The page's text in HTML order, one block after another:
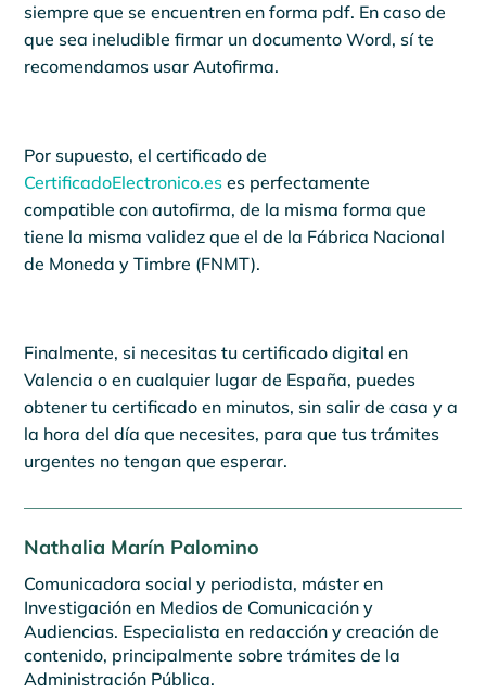
siempre que se encuentren en forma pdf. En caso de
que sea ineludible firmar un documento Word, sí te
recomendamos usar Autofirma.
Por supuesto, el certificado de
CertificadoElectronico.es es perfectamente
compatible con autofirma, de la misma forma que
tiene la misma validez que el de la Fábrica Nacional
de Moneda y Timbre (FNMT).
Finalmente, si necesitas tu certificado digital en
Valencia o en cualquier lugar de España, puedes
obtener tu certificado en minutos, sin salir de casa y a
la hora del día que necesites, para que tus trámites
urgentes no tengan que esperar.
Nathalia Marín Palomino
Comunicadora social y periodista, máster en
Investigación en Medios de Comunicación y
Audiencias. Especialista en redacción y creación de
contenido, principalmente sobre trámites de la
Administración Pública.